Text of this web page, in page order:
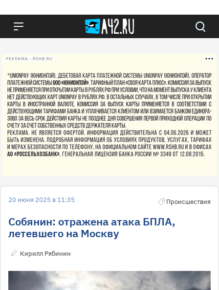
РЕКЛАМА • RSHB.RU
20 июня 2025 в 11:35 Происшествия
Собянин: отражена атака БПЛА,
летевшего на Москву
Кирилл Рябинин